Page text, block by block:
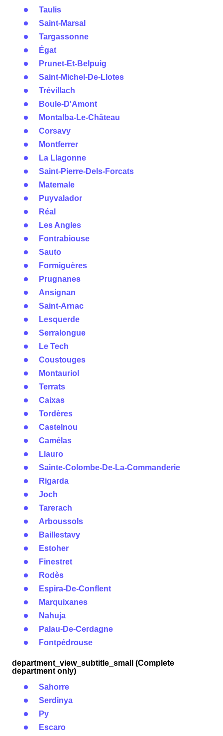
Taulis
Saint-Marsal
Targassonne
Égat
Prunet-Et-Belpuig
Saint-Michel-De-Llotes
Trévillach
Boule-D'Amont
Montalba-Le-Château
Corsavy
Montferrer
La Llagonne
Saint-Pierre-Dels-Forcats
Matemale
Puyvalador
Réal
Les Angles
Fontrabiouse
Sauto
Formiguères
Prugnanes
Ansignan
Saint-Arnac
Lesquerde
Serralongue
Le Tech
Coustouges
Montauriol
Terrats
Caixas
Tordères
Castelnou
Camélas
Llauro
Sainte-Colombe-De-La-Commanderie
Rigarda
Joch
Tarerach
Arboussols
Baillestavy
Estoher
Finestret
Rodès
Espira-De-Conflent
Marquixanes
Nahuja
Palau-De-Cerdagne
Fontpédrouse
department_view_subtitle_small (Complete
department only)
Sahorre
Serdinya
Py
Escaro